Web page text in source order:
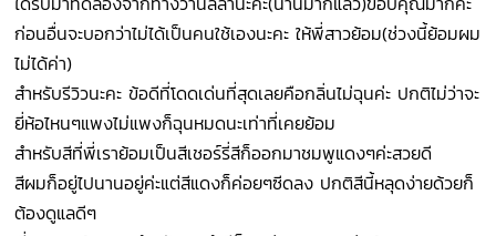
ก่อนอื่นจะบอกว่าไม่ได้เป็นคนใช้เองนะคะ ให้พี่สาวย้อม(ช่วงนี้ย้อมผม
ไม่ได้ค่า)
สำหรับรีวิวนะคะ ข้อดีที่โดดเด่นที่สุดเลยคือกลิ่นไม่ฉุนค่ะ ปกติไม่ว่าจะ
ยี่ห้อไหนๆแพงไม่แพงก็ฉุนหมดนะเท่าที่เคยย้อม
สำหรับสีที่พี่เราย้อมเป็นสีเชอร์รี่สีก็ออกมาชมพูแดงๆค่ะสวยดี
สีผมก็อยู่ไปนานอยู่ค่ะแต่สีแดงก็ค่อยๆซีดลง ปกติสีนี้หลุดง่ายด้วยก็
ต้องดูแลดีๆ